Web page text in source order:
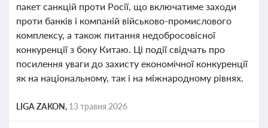
пакет санкцій проти Росії, що включатиме заходи
проти банків і компаній військово-промислового
комплексу, а також питання недобросовісної
конкуренції з боку Китаю. Ці події свідчать про
посилення уваги до захисту економічної конкуренції
як на національному, так і на міжнародному рівнях.
LIGA ZAKON, 13 травня 2026